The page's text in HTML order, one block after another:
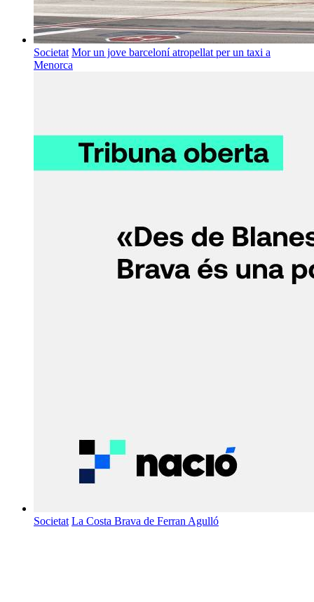
Societat Mor un jove barceloní atropellat per un taxi a
Menorca
Societat La Costa Brava de Ferran Agulló